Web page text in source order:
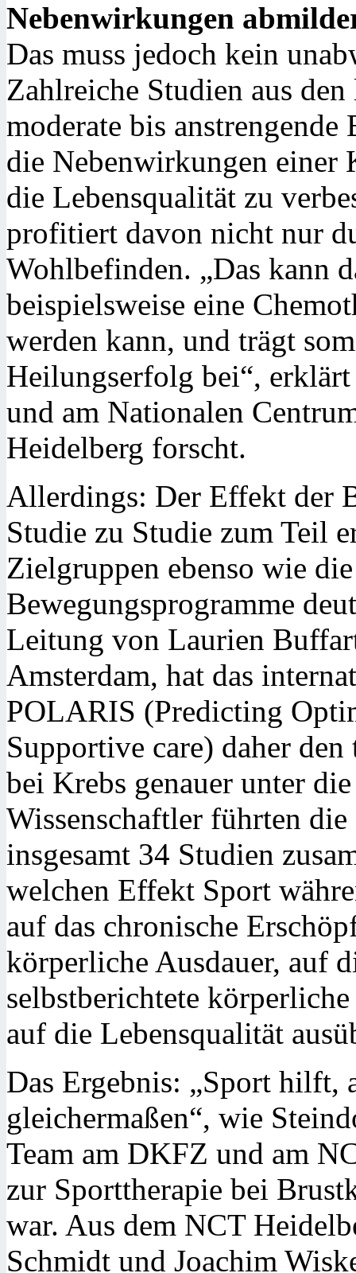
Nebenwirkungen
Das muss jedoch kein
Zahlreiche Studien aus den
moderate bis
die Nebenwirkungen einer
die Lebensqualität zu
profitiert davon nicht nur
Wohlbefinden. „Das kann
beispielsweise eine
werden kann, und trägt
Heilungserfolg bei“,
und am Nationalen
Heidelberg forscht.
Allerdings: Der Effekt der
Studie zu Studie zum Teil
Zielgruppen ebenso wie
Bewegungsprogramme
Leitung von Laurien
Amsterdam, hat das
POLARIS (Predicting
Supportive care) daher
bei Krebs genauer unter
Wissenschaftler führten
insgesamt 34 Studien
welchen Effekt Sport
auf das chronische
körperliche Ausdauer, auf
selbstberichtete
auf die Lebensqualität
Das Ergebnis: „Sport hilft,
gleichermaßen“, wie
Team am DKFZ und am
zur Sporttherapie bei
war. Aus dem NCT
Schmidt und Joachim